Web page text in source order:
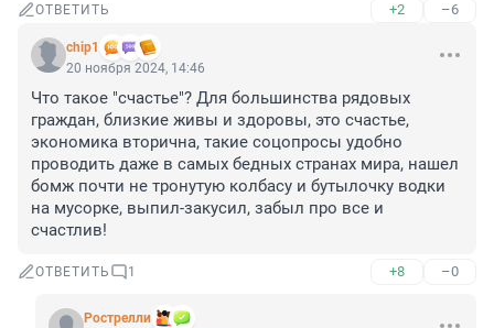
ОТВЕТИТЬ +2 –6
chip1
20 ноября 2024, 14:46
Что такое "счастье"? Для большинства рядовых
граждан, близкие живы и здоровы, это счастье,
экономика вторична, такие соцопросы удобно
проводить даже в самых бедных странах мира, нашел
бомж почти не тронутую колбасу и бутылочку водки
на мусорке, выпил-закусил, забыл про все и
счастлив!
ОТВЕТИТЬ 1 +8 –0
Рострелли